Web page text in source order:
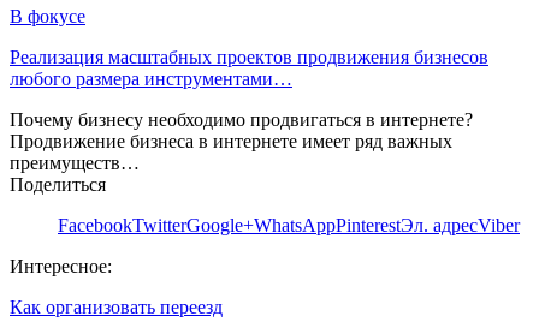
В фокусе
Реализация масштабных проектов продвижения бизнесов
любого размера инструментами…
Почему бизнесу необходимо продвигаться в интернете?
Продвижение бизнеса в интернете имеет ряд важных
преимуществ…
Поделиться
FacebookTwitterGoogle+WhatsAppPinterestЭл. адресViber
Интересное:
Как организовать переезд